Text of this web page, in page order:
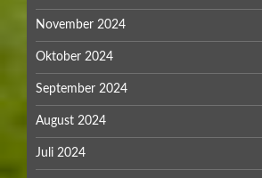
November 2024
Oktober 2024
September 2024
August 2024
Juli 2024